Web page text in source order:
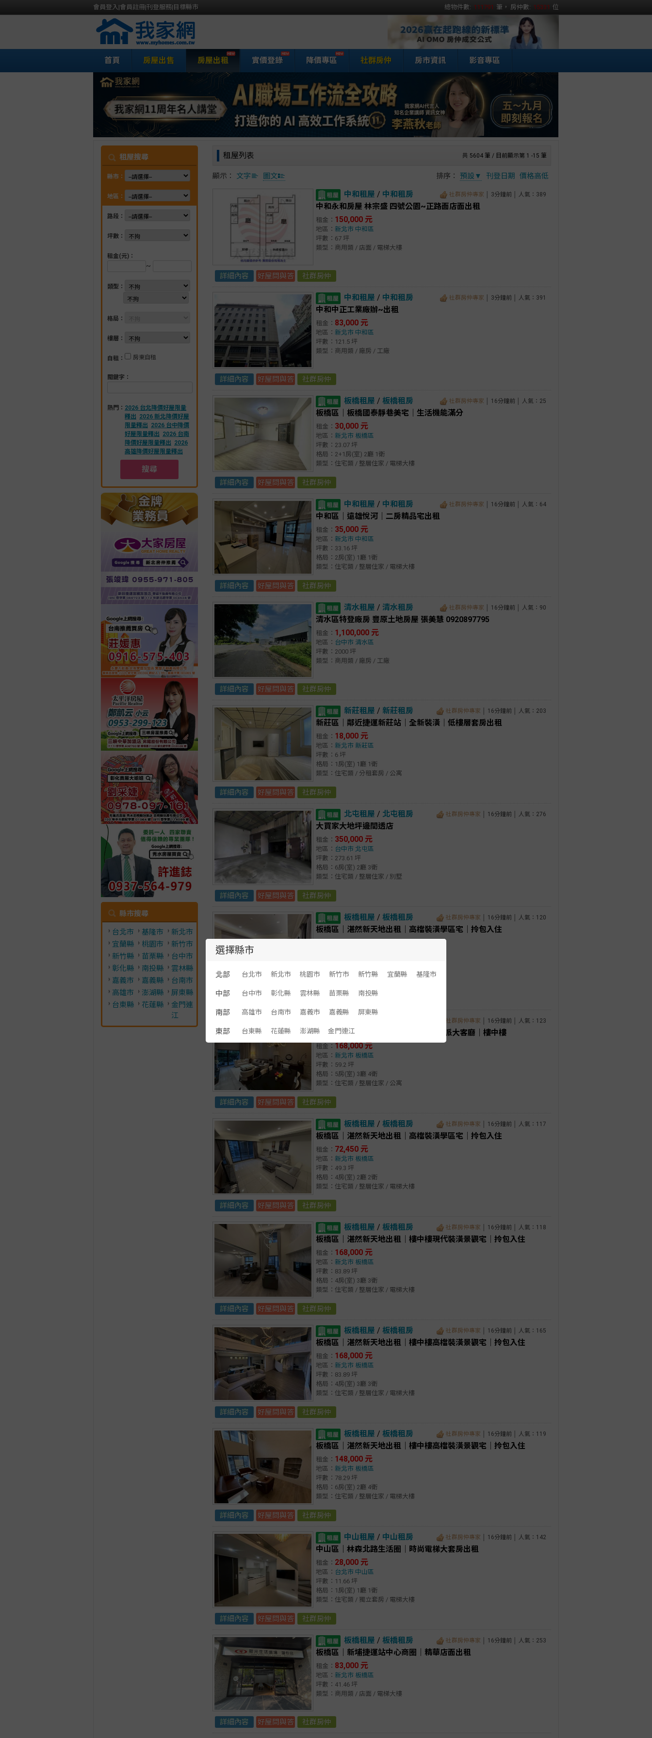
會員登入|會員註冊|刊登服務| 目標縣市 總物件數: 111791 筆， 房仲數: 15331 位
選擇縣市
北部 台北市 新北市 桃園市 新竹市 新竹縣 宜蘭縣 基隆市
中部 台中市 彰化縣 雲林縣 苗栗縣 南投縣
南部 高雄市 台南市 嘉義市 嘉義縣 屏東縣
東部 台東縣 花蓮縣 澎湖縣 金門連江
首頁 房屋出售 房屋出租 實價登錄 降價專區 社群房仲 房市資訊 影音專區
租屋搜尋
縣市：
地區：
路段：
坪數：
租金(元)：
~
類型：
格局：
樓層：
自租： 房東自租
關鍵字：
熱門： 2026 台北降價好屋限量
釋出 2026 新北降價好屋
限量釋出 2026 台中降價
好屋限量釋出 2026 台南
降價好屋限量釋出 2026
高雄降價好屋限量釋出
搜尋
縣市搜尋
台北市 基隆市
新北市
宜蘭縣
桃園市
新竹市
新竹縣
苗栗縣
台中市
彰化縣
南投縣
雲林縣
嘉義市
嘉義縣
台南市
高雄市
澎湖縣
屏東縣
台東縣
花蓮縣
金門連
江
我家網房屋租賃
共 5604 筆 / 目前顯示第 1 -15 筆
租屋列表
顯示： 文字 圖文 排序： 預設▼ 刊登日期 價格高低
中和租屋 / 中和租房 社群房仲專家 │ 3分鐘前 │ 人氣：389
中和永和房屋 林宗盛 四號公園~正路面店面出租
租金： 150,000 元
地區： 新北市 中和區
坪數：67 坪
類型：商用類 / 店面 / 電梯大樓
詳細內容 好屋問與答 社群房仲
中和租屋 / 中和租房 社群房仲專家 │ 3分鐘前 │ 人氣：391
中和中正工業廠辦~出租
租金： 83,000 元
地區： 新北市 中和區
坪數：121.5 坪
類型：商用類 / 廠房 / 工廠
詳細內容 好屋問與答 社群房仲
板橋租屋 / 板橋租房 社群房仲專家 │ 16分鐘前 │ 人氣：25
板橋區｜板橋國泰靜巷美宅｜生活機能滿分
租金： 30,000 元
地區： 新北市 板橋區
坪數：23.07 坪
格局：2+1房(室) 2廳 1衛
類型：住宅類 / 整層住家 / 電梯大樓
詳細內容 好屋問與答 社群房仲
中和租屋 / 中和租房 社群房仲專家 │ 16分鐘前 │ 人氣：64
中和區｜遠雄悅河｜二房精品宅出租
租金： 35,000 元
地區： 新北市 中和區
坪數：33.16 坪
格局：2房(室) 1廳 1衛
類型：住宅類 / 整層住家 / 電梯大樓
詳細內容 好屋問與答 社群房仲
清水租屋 / 清水租房 社群房仲專家 │ 16分鐘前 │ 人氣：90
清水區特登廠房 豐原土地房屋 張美慧 0920897795
租金： 1,100,000 元
地區： 台中市 清水區
坪數：2000 坪
類型：商用類 / 廠房 / 工廠
詳細內容 好屋問與答 社群房仲
新莊租屋 / 新莊租房 社群房仲專家 │ 16分鐘前 │ 人氣：203
新莊區｜鄰近捷運新莊站｜全新裝潢｜低樓層套房出租
租金： 18,000 元
地區： 新北市 新莊區
坪數：6 坪
格局：1房(室) 1廳 1衛
類型：住宅類 / 分租套房 / 公寓
詳細內容 好屋問與答 社群房仲
北屯租屋 / 北屯租房 社群房仲專家 │ 16分鐘前 │ 人氣：276
大買家大地坪邊間透店
租金： 350,000 元
地區： 台中市 北屯區
坪數：273.61 坪
格局：6房(室) 2廳 3衛
類型：住宅類 / 整層住家 / 別墅
詳細內容 好屋問與答 社群房仲
板橋租屋 / 板橋租房 社群房仲專家 │ 16分鐘前 │ 人氣：120
板橋區｜湛然新天地出租｜高檔裝潢學區宅｜拎包入住
格局：4房(室) 2廳 2衛
詳細內容 好屋問與答 社群房仲
社群房仲專家 │ 16分鐘前 │ 人氣：123
板橋區｜湛然新天地出租｜1樓挑高氣派大客廳｜樓中樓
租金： 168,000 元
地區： 新北市 板橋區
坪數：59.2 坪
格局：5房(室) 3廳 4衛
類型：住宅類 / 整層住家 / 公寓
詳細內容 好屋問與答 社群房仲
板橋租屋 / 板橋租房 社群房仲專家 │ 16分鐘前 │ 人氣：117
板橋區｜湛然新天地出租｜高檔裝潢學區宅｜拎包入住
租金： 72,450 元
地區： 新北市 板橋區
坪數：49.3 坪
格局：4房(室) 2廳 2衛
類型：住宅類 / 整層住家 / 電梯大樓
詳細內容 好屋問與答 社群房仲
板橋租屋 / 板橋租房 社群房仲專家 │ 16分鐘前 │ 人氣：118
板橋區｜湛然新天地出租｜樓中樓現代裝潢景觀宅｜拎包入住
租金： 168,000 元
地區： 新北市 板橋區
坪數：83.89 坪
格局：4房(室) 3廳 3衛
類型：住宅類 / 整層住家 / 電梯大樓
詳細內容 好屋問與答 社群房仲
板橋租屋 / 板橋租房 社群房仲專家 │ 16分鐘前 │ 人氣：165
板橋區｜湛然新天地出租｜樓中樓高檔裝潢景觀宅｜拎包入住
租金： 168,000 元
地區： 新北市 板橋區
坪數：83.89 坪
格局：4房(室) 3廳 3衛
類型：住宅類 / 整層住家 / 電梯大樓
詳細內容 好屋問與答 社群房仲
板橋租屋 / 板橋租房 社群房仲專家 │ 16分鐘前 │ 人氣：119
板橋區｜湛然新天地出租｜樓中樓高檔裝潢景觀宅｜拎包入住
租金： 148,000 元
地區： 新北市 板橋區
坪數：78.29 坪
格局：6房(室) 2廳 4衛
類型：住宅類 / 整層住家 / 電梯大樓
詳細內容 好屋問與答 社群房仲
中山租屋 / 中山租房 社群房仲專家 │ 16分鐘前 │ 人氣：142
中山區｜林森北路生活圈｜時尚電梯大套房出租
租金： 28,000 元
地區： 台北市 中山區
坪數：11.66 坪
格局：1房(室) 1廳 1衛
類型：住宅類 / 獨立套房 / 電梯大樓
詳細內容 好屋問與答 社群房仲
板橋租屋 / 板橋租房 社群房仲專家 │ 16分鐘前 │ 人氣：253
板橋區｜新埔捷運站中心商圈｜精華店面出租
租金： 83,000 元
地區： 新北市 板橋區
坪數：41.46 坪
類型：商用類 / 店面 / 電梯大樓
詳細內容 好屋問與答 社群房仲